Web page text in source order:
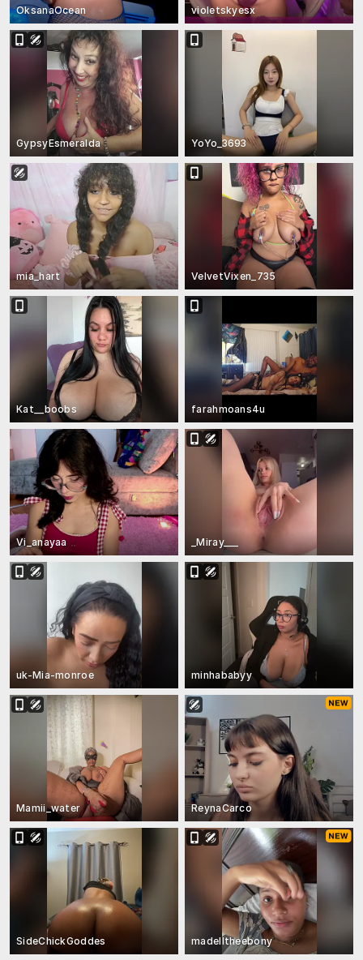
OksanaOcean violetskyesx
GypsyEsmeralda YoYo_3693
mia_hart VelvetVixen_735
Kat__boobs farahmoans4u
Vi_anayaa _Miray___
uk-Mia-monroe minhababyy
Mamii_water ReynaCarco
SideChickGoddes madelltheebony